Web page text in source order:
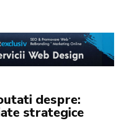
despre:
strategice